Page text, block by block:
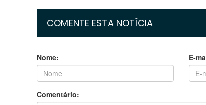
COMENTE ESTA NOTÍCIA
Nome: E-
Comentário: